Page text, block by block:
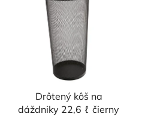
Drôtený kôš na
dáždniky 22,6 ℓ čierny